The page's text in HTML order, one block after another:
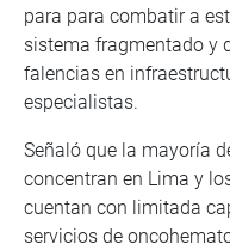
para para combatir a
sistema fragmentado y
falencias en
especialistas.
Señaló que la mayoría
concentran en Lima y
cuentan con limitada
servicios de